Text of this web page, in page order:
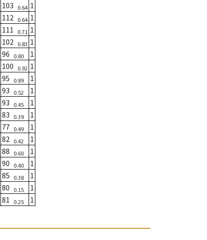
103 0.64 1
112 0.64 1
111 0.71 1
102 0.83 1
96 0.80
1
100 0.92 1
95 0.89
1
93 0.52
1
93 0.45
1
83 0.39
1
77 0.49
1
82 0.42
1
88 0.60
1
90 0.40
1
85 0.38
1
80 0.15
1
81 0.25
1